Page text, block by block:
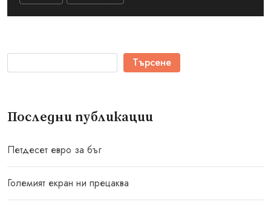
Търсене
Последни публикации
Петдесет евро за бъг
Големият екран ни прецаква